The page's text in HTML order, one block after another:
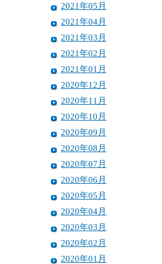
2021年05月
2021年04月
2021年03月
2021年02月
2021年01月
2020年12月
2020年11月
2020年10月
2020年09月
2020年08月
2020年07月
2020年06月
2020年05月
2020年04月
2020年03月
2020年02月
2020年01月